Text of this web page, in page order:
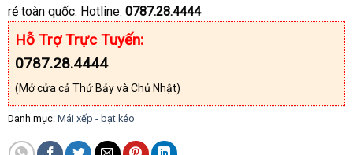
rẻ toàn quốc. Hotline: 0787.28.4444
Hỗ Trợ Trực Tuyến:
0787.28.4444
(Mở cửa cả Thứ Bảy và Chủ Nhật)
Danh mục: Mái xếp - bạt kéo